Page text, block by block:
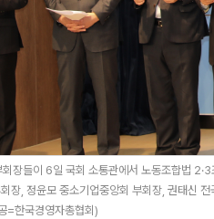
장들이 6일 국회 소통관에서 노동조합법 2·3
장, 정윤모 중소기업중앙회 부회장, 권태신
=한국경영자총협회)